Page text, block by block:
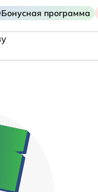
Бонусная программа